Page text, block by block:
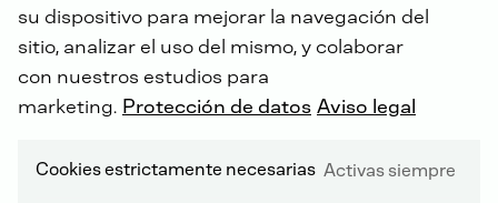
su dispositivo para mejorar la navegación del
sitio, analizar el uso del mismo, y colaborar
con nuestros estudios para
marketing. Protección de datos Aviso legal
Cookies estrictamente necesarias Activas siempre